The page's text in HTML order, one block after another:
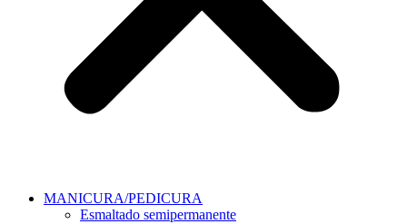
MANICURA/PEDICURA
Esmaltado semipermanente